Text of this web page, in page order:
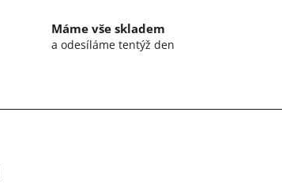
Máme vše skladem
a odesíláme tentýž den